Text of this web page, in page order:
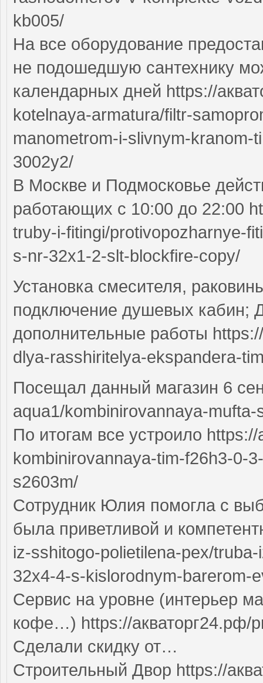
kb005/
На все оборудование
не подошедшую сантехнику
календарных дней https://
kotelnaya-armatura/filtr-
manometrom-i-slivnym-
3002y2/
В Москве и Подмосковье
работающих с 10:00 до 22:00
truby-i-fitingi/protivopozharnye-
s-nr-32x1-2-slt-blockfire-copy/
Установка смесителя,
подключение душевых кабин;
дополнительные работы
dlya-rasshiritelya-ekspandera-
Посещал данный магазин 6
aqua1/kombinirovannaya-
По итогам все устроило
kombinirovannaya-tim-f26h3-0-
s2603m/
Сотрудник Юлия помогла с
была приветливой и
iz-sshitogo-polietilena-pex/
32x4-4-s-kislorodnym-barerom-
Сервис на уровне (интерьер
кофе…) https://акваторг24.рф/
Сделали скидку от…
Строительный Двор https://